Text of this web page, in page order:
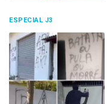
ESPECIAL J3